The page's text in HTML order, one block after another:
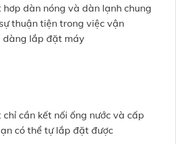
hơp dàn nóng và dàn lạnh chung
thuận tiện trong việc vận
dàng lắp đặt máy
cần kết nối ống nước và cấp
có thể tự lắp đặt được